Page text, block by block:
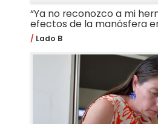
“Ya no reconozco a mi
efectos de la manósfera
Lado B